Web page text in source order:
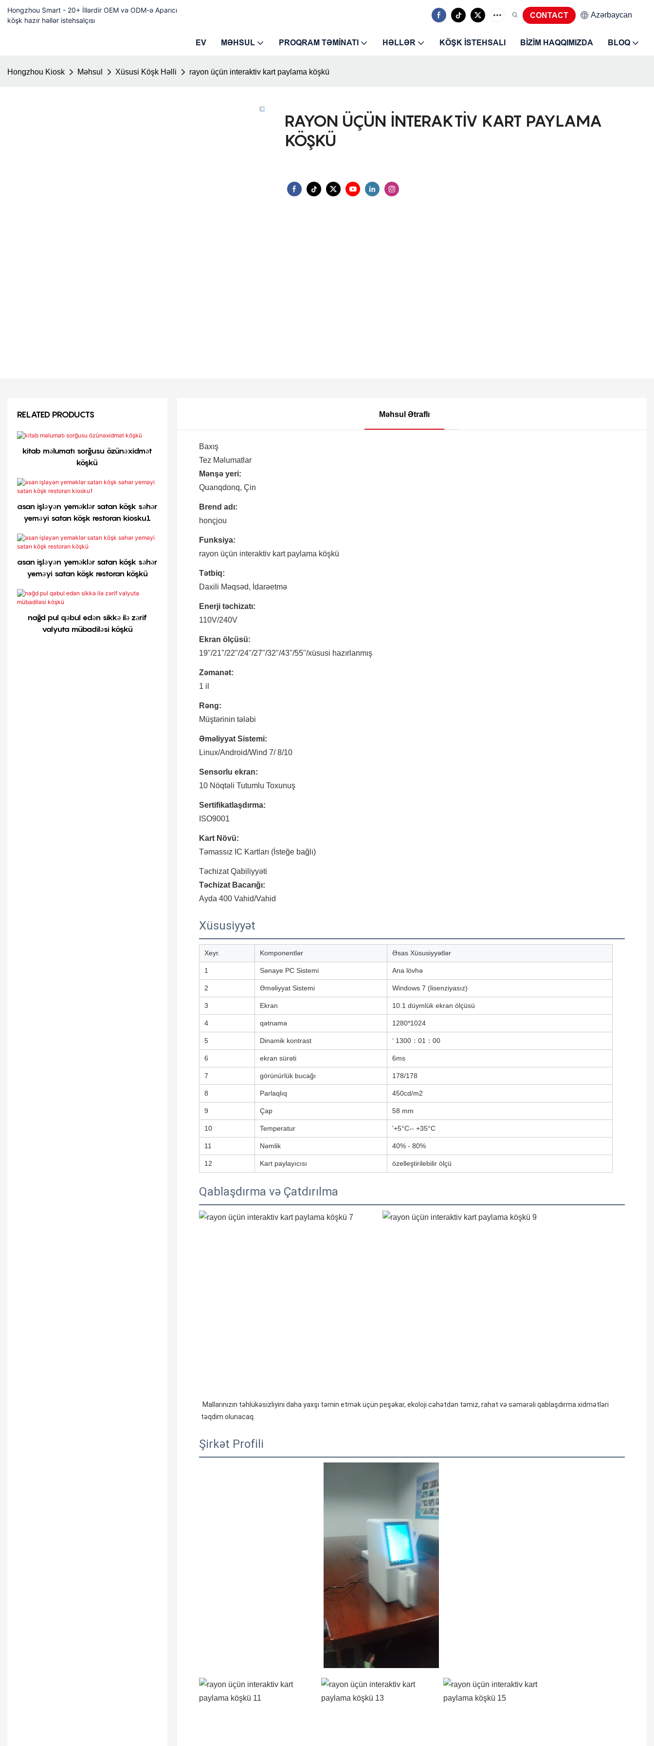
Hongzhou Smart - 20+ İllərdir OEM və ODM-ə Aparıcı
köşk hazır həllər istehsalçısı
CONTACT Azərbaycan
EV MƏHSUL PROQRAM TƏMINATI HƏLLƏR KÖŞK ISTEHSALI BIZIM HAQQIMIZDA BLOQ
Hongzhou Kiosk Məhsul Xüsusi Köşk Həlli rayon üçün interaktiv kart paylama köşkü
RAYON ÜÇÜN INTERAKTIV KART PAYLAMA
KÖŞKÜ
Məhsul Ətraflı
Baxış
Tez Məlumatlar
Mənşə yeri:
Quanqdonq, Çin
Brend adı:
honçjou
Funksiya:
rayon üçün interaktiv kart paylama köşkü
Tətbiq:
Daxili Məqsəd, İdarəetmə
Enerji təchizatı:
110V/240V
Ekran ölçüsü:
19"/21"/22"/24"/27"/32"/43''/55''/xüsusi hazırlanmış
Zəmanət:
1 il
Rəng:
Müştərinin tələbi
Əməliyyat Sistemi:
Linux/Android/Wind 7/ 8/10
Sensorlu ekran:
10 Nöqtəli Tutumlu Toxunuş
Sertifikatlaşdırma:
ISO9001
Kart Növü:
Təmassız IC Kartları (İsteğe bağlı)
Təchizat Qabiliyyəti
Təchizat Bacarığı:
Ayda 400 Vahid/Vahid
Xüsusiyyət
Xeyr. Komponentlər Əsas Xüsusiyyətlər
1 Sənaye PC Sistemi Ana lövhə
2 Əməliyyat Sistemi Windows 7 (lisenziyasız)
3 Ekran 10.1 düymlük ekran ölçüsü
4 qətnamə 1280*1024
5 Dinamik kontrast ‘ 1300：01：00
6 ekran sürəti 6ms
7 görünürlük bucağı 178/178
8 Parlaqlıq 450cd/m2
9 Çap 58 mm
10 Temperatur '+5°C-- +35°C
11 Nəmlik 40% - 80%
12 Kart paylayıcısı özelleştirilebilir ölçü
Qablaşdırma və Çatdırılma
təqdim olunacaq.
Şirkət Profili
RELATED PRODUCTS
kitab məlumatı sorğusu özünəxidmət
köşkü
asan işləyən yeməklər satan köşk səhər
yeməyi satan köşk restoran kiosku1
asan işləyən yeməklər satan köşk səhər
yeməyi satan köşk restoran köşkü
nağd pul qəbul edən sikkə ilə zərif
valyuta mübadiləsi köşkü